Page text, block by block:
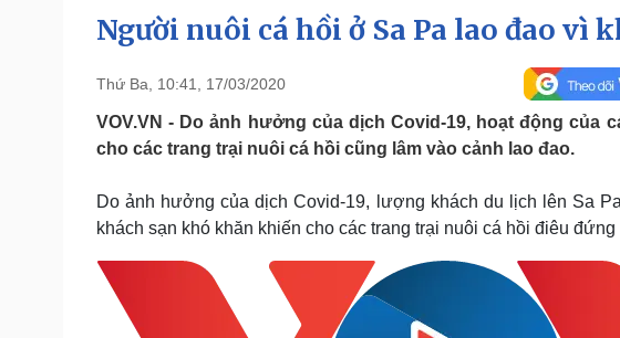
Nhận diện sự thật
Giáo dục
Dấu ấn VOV
Pháp luật
Vụ án
Tư vấn luật
Quân sự - Quốc phòng
Vũ khí
Phân tích
Thể thao
Bóng đá
Thế giới
eSports
Hậu trường
Sức khỏe
Dinh dưỡng - món ngon
Cây thuốc
Đời sống
Nhà đẹp
Blog
Sân khấu
Văn học
Người nuôi cá hồi ở Sa Pa lao đao vì
Thứ Ba, 10:41, 17/03/2020
VOV.VN - Do ảnh hưởng của dịch Covid-19, hoạt động của
cho các trang trại nuôi cá hồi cũng lâm vào cảnh lao đao.
Do ảnh hưởng của dịch Covid-19, lượng khách du lịch lên Sa
khách sạn khó khăn khiến cho các trang trại nuôi cá hồi điêu